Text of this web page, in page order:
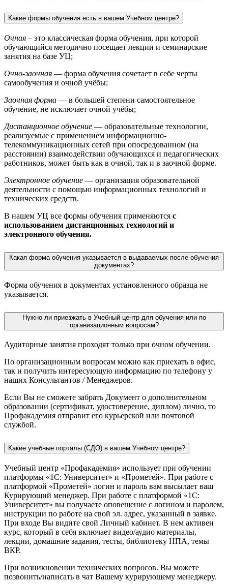
Какие формы обучения есть в вашем Учебном центре?
Очная – это классическая форма обучения, при которой
обучающийся методично посещает лекции и семинарские
занятия на базе УЦ;
Очно-заочная — форма обучения сочетает в себе черты
самообучения и очной учёбы;
Заочная форма — в большей степени самостоятельное
обучение, не исключает очной учёбы;
Дистанционное обучение — образовательные технологии,
реализуемые с применением информационно-
телекоммуникационных сетей при опосредованном (на
расстоянии) взаимодействии обучающихся и педагогических
работников, может быть как в очной, так и в заочной форме.
Электронное обучение — организация образовательной
деятельности с помощью информационных технологий и
технических средств.
В нашем УЦ все формы обучения применяются с
использованием дистанционных технологий и
электронного обучения.
Какая форма обучения указывается в выдаваемых после обучения
документах?
Форма обучения в документах установленного образца не
указывается.
Нужно ли приезжать в Учебный центр для обучения или по
организационным вопросам?
Аудиторные занятия проходят только при очном обучении.
По организационным вопросам можно как приехать в офис,
так и получить интересующую информацию по телефону у
наших Консультантов / Менеджеров.
Если Вы не сможете забрать Документ о дополнительном
образовании (сертификат, удостоверение, диплом) лично, то
Профакадемия отправит его курьерской или почтовой
службой.
Какие учебные порталы (СДО) в вашем Учебном центре?
Учебный центр «Профакадемия» использует при обучении
платформы «1С: Университет» и «Прометей». При работе с
платформой «Прометей» логин и пароль вам высылает ваш
Курирующий менеджер. При работе с платформой «1С:
Университет» вы получаете оповещение с логином и паролем,
инструкции по работе на свой эл. адрес, указанный в заявке.
При входе Вы видите свой Личный кабинет. В нем активен
курс, который в себя включает видео/аудио материалы,
лекции, домашние задания, тесты, библиотеку НПА, темы
ВКР.
При возникновении технических вопросов. Вы можете
позвонить/написать в чат Вашему курирующему менеджеру.